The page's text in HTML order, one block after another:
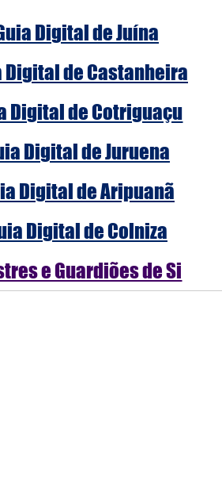
Digital de Juína
Digital de Castanheira
Digital de Cotriguaçu
Digital de Juruena
Digital de Aripuanã
Digital de Colniza
e Guardiões de Si